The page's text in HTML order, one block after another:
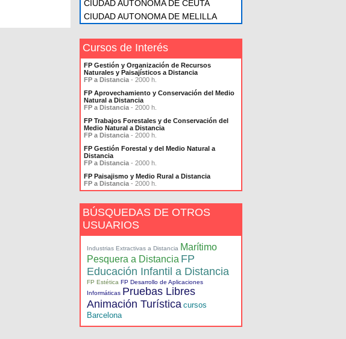
CIUDAD AUTONOMA DE CEUTA
CIUDAD AUTONOMA DE MELILLA
Cursos de Interés
FP Gestión y Organización de Recursos
Naturales y Paisajísticos a Distancia
FP a Distancia - 2000 h.
FP Aprovechamiento y Conservación del Medio
Natural a Distancia
FP a Distancia - 2000 h.
FP Trabajos Forestales y de Conservación del
Medio Natural a Distancia
FP a Distancia - 2000 h.
FP Gestión Forestal y del Medio Natural a
Distancia
FP a Distancia - 2000 h.
FP Paisajismo y Medio Rural a Distancia
FP a Distancia - 2000 h.
BÚSQUEDAS DE OTROS
USUARIOS
Industrias Extractivas a Distancia Marítimo
Pesquera a Distancia FP
Educación Infantil a Distancia
FP Estética FP Desarrollo de Aplicaciones
Informáticas Pruebas Libres
Animación Turística cursos
Barcelona